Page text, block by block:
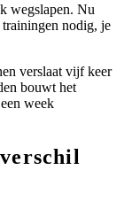
wegslapen. Nu
trainingen nodig, je
verslaat vijf keer
bouwt het
week